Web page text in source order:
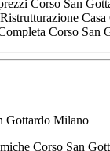
Corso San
Corso San
Corso San